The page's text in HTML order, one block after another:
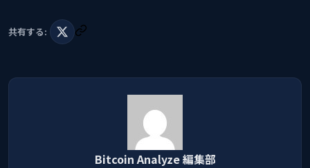
共有する:
Bitcoin Analyze 編集部